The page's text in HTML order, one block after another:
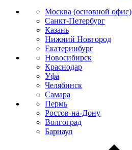
Москва (основной офис)
Санкт-Петербург
Казань
Нижний Новгород
Екатеринбург
Новосибирск
Краснодар
Уфа
Челябинск
Самара
Пермь
Ростов-на-Дону
Волгоград
Барнаул